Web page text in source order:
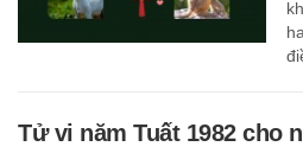
Tử vi năm Tuất 1982 cho